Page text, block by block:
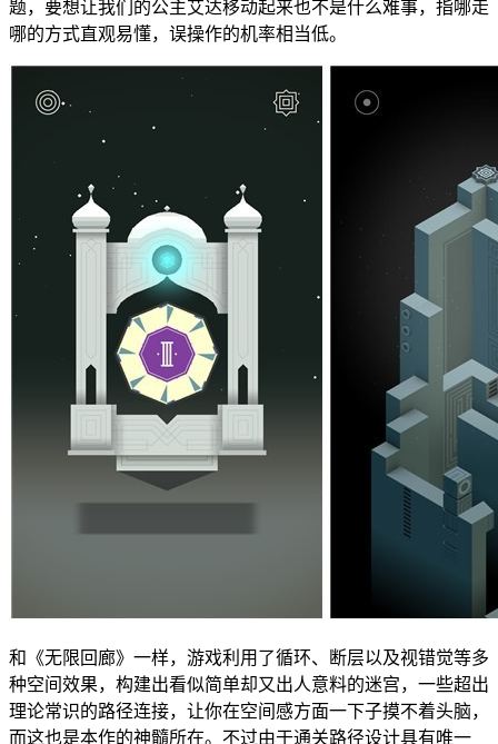
题，要想让我们的公主艾达移动起来也不是什么难事，指哪走
哪的方式直观易懂，误操作的机率相当低。
和《无限回廊》一样，游戏利用了循环、断层以及视错觉等多
种空间效果，构建出看似简单却又出人意料的迷宫，一些超出
理论常识的路径连接，让你在空间感方面一下子摸不着头脑，
而这也是本作的神髓所在。不过由于通关路径设计具有唯一